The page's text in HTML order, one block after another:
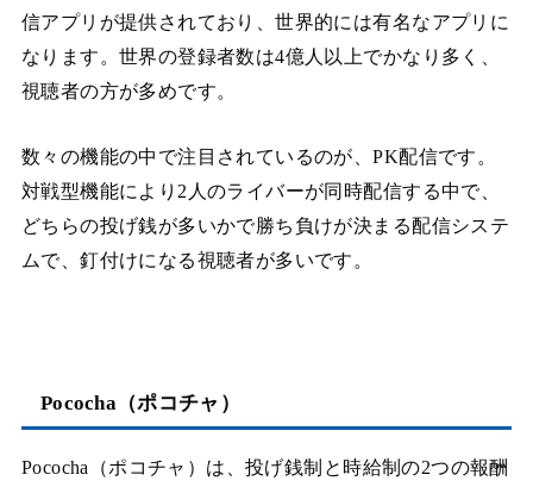
信アプリが提供されており、世界的には有名なアプリに
なります。世界の登録者数は4億人以上でかなり多く、
視聴者の方が多めです。
数々の機能の中で注目されているのが、PK配信です。
対戦型機能により2人のライバーが同時配信する中で、
どちらの投げ銭が多いかで勝ち負けが決まる配信システ
ムで、釘付けになる視聴者が多いです。
Pococha（ポコチャ）
Pococha（ポコチャ）は、投げ銭制と時給制の2つの報酬